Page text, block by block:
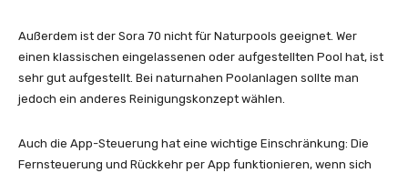
Außerdem ist der Sora 70 nicht für Naturpools geeignet. Wer
einen klassischen eingelassenen oder aufgestellten Pool hat, ist
sehr gut aufgestellt. Bei naturnahen Poolanlagen sollte man
jedoch ein anderes Reinigungskonzept wählen.
Auch die App-Steuerung hat eine wichtige Einschränkung: Die
Fernsteuerung und Rückkehr per App funktionieren, wenn sich